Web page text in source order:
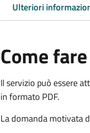
Ulteriori
Come fare
Il servizio può essere
in formato PDF.
La domanda motivata